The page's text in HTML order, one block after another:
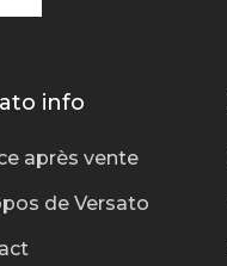
info
après vente
de Versato